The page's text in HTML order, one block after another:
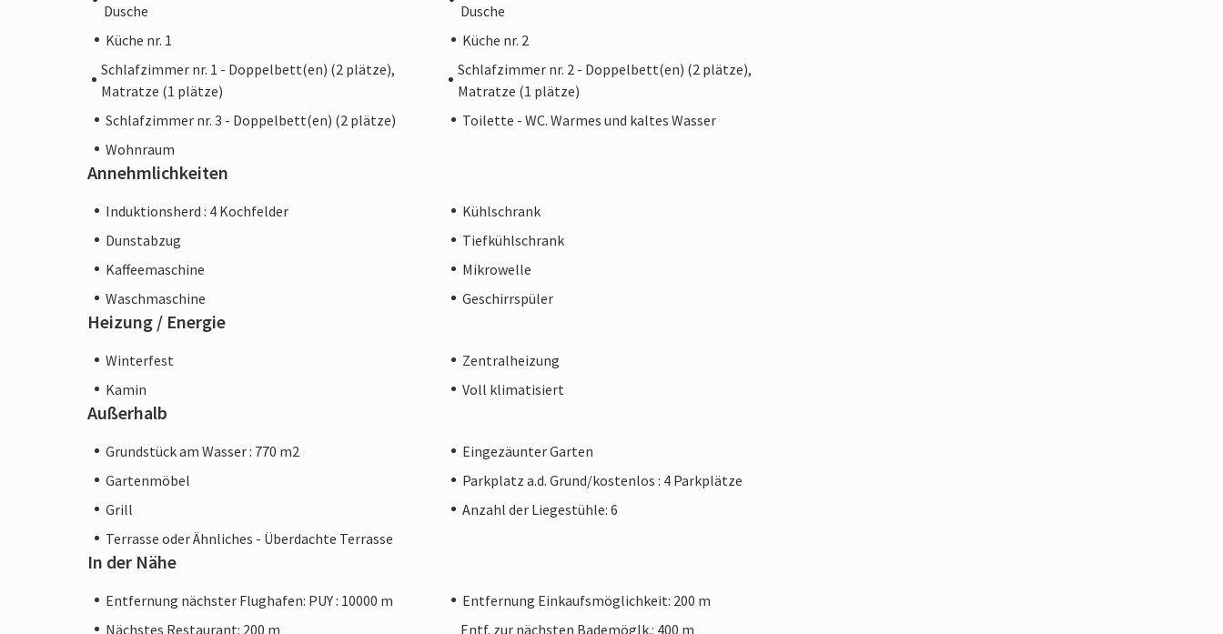
Dusche
Dusche
Küche nr. 1
Küche nr. 2
Schlafzimmer nr. 1 - Doppelbett(en) (2 plätze),
Matratze (1 plätze)
Schlafzimmer nr. 2 - Doppelbett(en) (2 plätze),
Matratze (1 plätze)
Schlafzimmer nr. 3 - Doppelbett(en) (2 plätze)
Toilette - WC. Warmes und kaltes Wasser
Wohnraum
Annehmlichkeiten
Induktionsherd : 4 Kochfelder
Kühlschrank
Dunstabzug
Tiefkühlschrank
Kaffeemaschine
Mikrowelle
Waschmaschine
Geschirrspüler
Heizung / Energie
Winterfest
Zentralheizung
Kamin
Voll klimatisiert
Außerhalb
Grundstück am Wasser : 770 m2
Eingezäunter Garten
Gartenmöbel
Parkplatz a.d. Grund/kostenlos : 4 Parkplätze
Grill
Anzahl der Liegestühle: 6
Terrasse oder Ähnliches - Überdachte Terrasse
In der Nähe
Entfernung nächster Flughafen: PUY : 10000 m
Entfernung Einkaufsmöglichkeit: 200 m
Nächstes Restaurant: 200 m
Entf. zur nächsten Bademöglk.: 400 m